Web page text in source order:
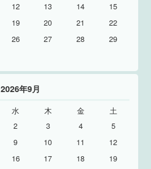
12 13 14 15
19 20 21 22
26 27 28 29
2026年9月
水 木 金
土
2 3 4 5
9 10 11 12
16 17 18 19